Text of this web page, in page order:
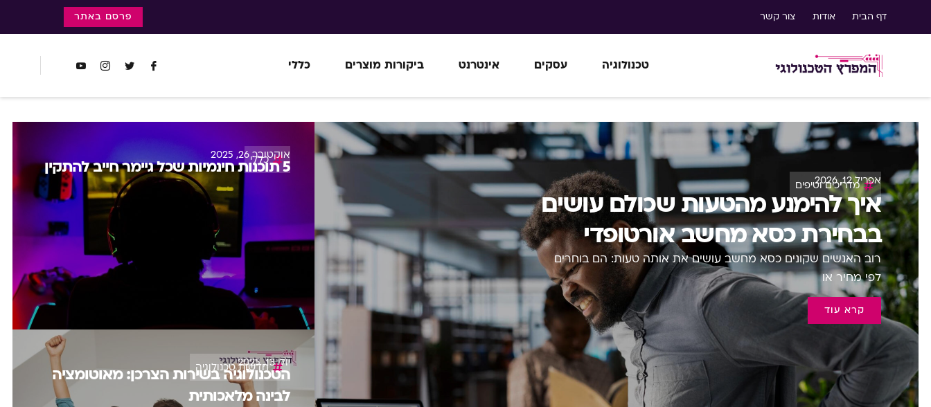
דף הבית אודות צור קשר פרסם באתר
טכנולוגיה עסקים אינטרנט ביקורות מוצרים כללי
מדריכים וטיפיםאפריל 12, 2026
איך להימנע מהטעות שכולם עושים
בבחירת כסא מחשב אורטופדי
רוב האנשים שקונים כסא מחשב עושים את אותה טעות: הם בוחרים
לפי מחיר או
קרא עוד
כללי
אוקטובר 26, 2025
5 תוכנות חינמיות שכל גיימר חייב להתקין
חדשות טכנולוגיה יולי 13, 2025
הטכנולוגיה בשירות הצרכן: מאוטומציה
לבינה מלאכותית